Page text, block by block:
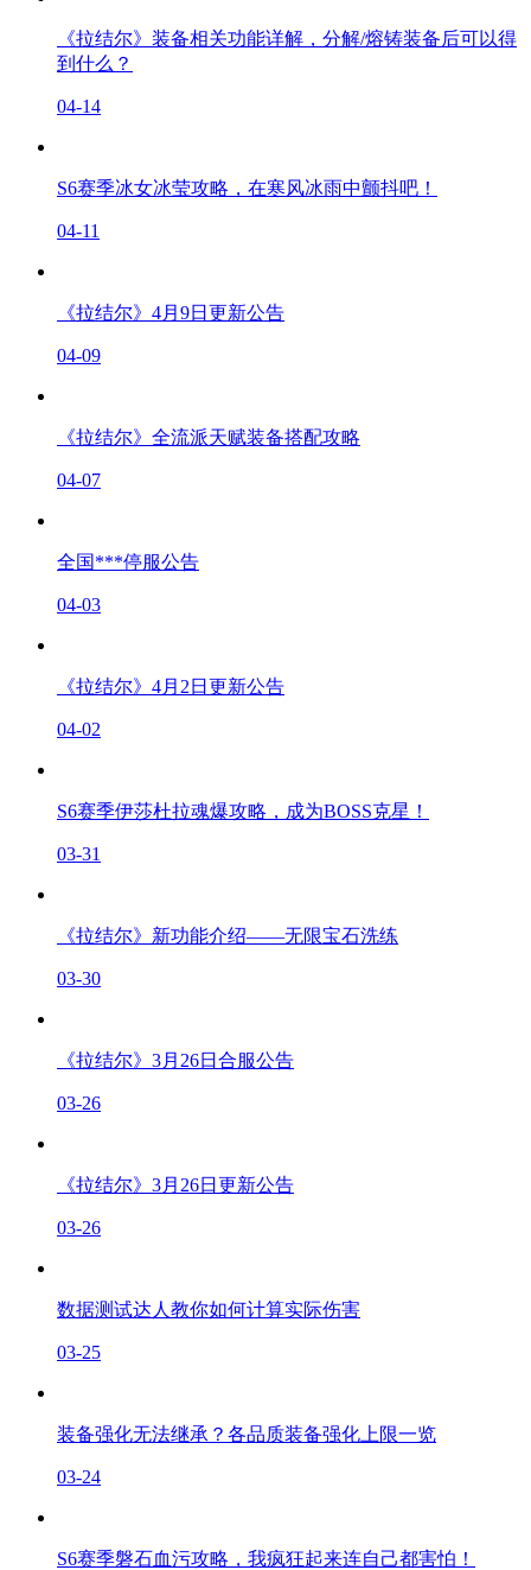
《拉结尔》装备相关功能详解，分解/熔铸装备后可以得
到什么？
04-14
S6赛季冰女冰莹攻略，在寒风冰雨中颤抖吧！
04-11
《拉结尔》4月9日更新公告
04-09
《拉结尔》全流派天赋装备搭配攻略
04-07
全国***停服公告
04-03
《拉结尔》4月2日更新公告
04-02
S6赛季伊莎杜拉魂爆攻略，成为BOSS克星！
03-31
《拉结尔》新功能介绍——无限宝石洗练
03-30
《拉结尔》3月26日合服公告
03-26
《拉结尔》3月26日更新公告
03-26
数据测试达人教你如何计算实际伤害
03-25
装备强化无法继承？各品质装备强化上限一览
03-24
S6赛季磐石血污攻略，我疯狂起来连自己都害怕！